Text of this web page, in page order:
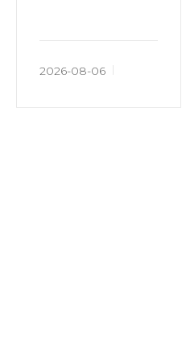
2026-08-06